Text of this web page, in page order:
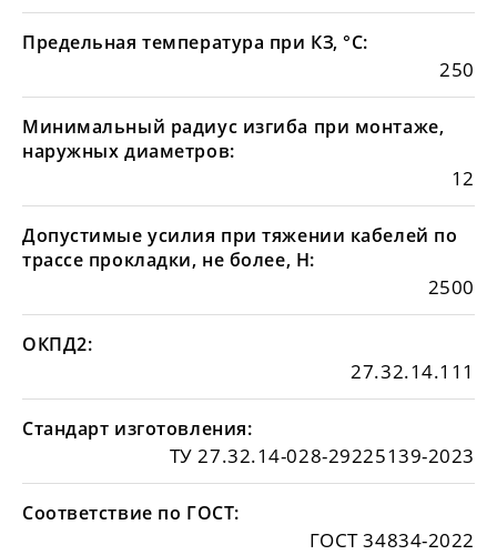
Предельная температура при КЗ, °С:
250
Минимальный радиус изгиба при монтаже,
наружных диаметров:
12
Допустимые усилия при тяжении кабелей по
трассе прокладки, не более, Н:
2500
ОКПД2:
27.32.14.111
Стандарт изготовления:
ТУ 27.32.14-028-29225139-2023
Соответствие по ГОСТ:
ГОСТ 34834-2022